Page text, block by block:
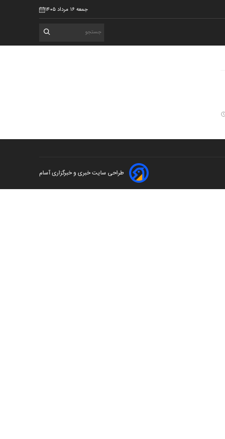
جمعه ۱۶ مرداد ۱۴۰۵
طراحی سایت خبری و خبرگزاری آسام